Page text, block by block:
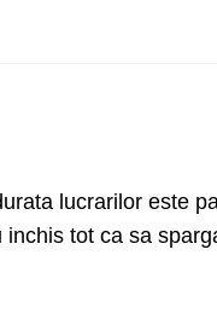
lucrarilor este
tot ca sa